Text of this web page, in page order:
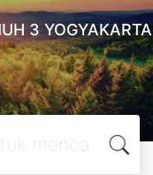
3 YOGYAKARTA